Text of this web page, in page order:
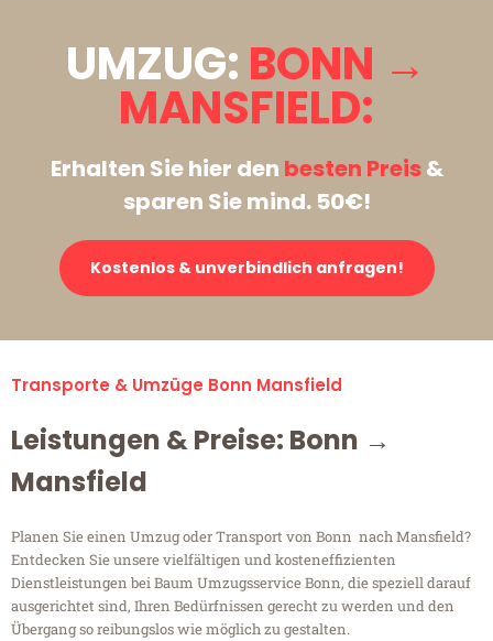
UMZUG: BONN →
MANSFIELD:
Erhalten Sie hier den besten Preis&
sparen Sie mind. 50€!
Kostenlos & unverbindlich anfragen!
Transporte & Umzüge Bonn Mansfield
Leistungen & Preise: Bonn →
Mansfield
Planen Sie einen Umzug oder Transport von Bonn nach Mansfield?
Entdecken Sie unsere vielfältigen und kosteneffizienten
Dienstleistungen bei Baum Umzugsservice Bonn, die speziell darauf
ausgerichtet sind, Ihren Bedürfnissen gerecht zu werden und den
Übergang so reibungslos wie möglich zu gestalten.